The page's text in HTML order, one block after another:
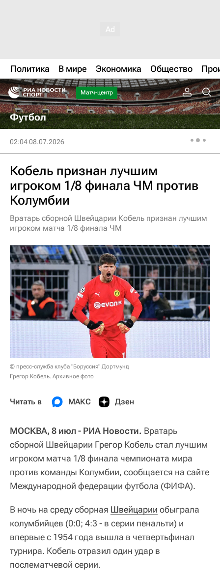
Политика В мире Экономика Общество
Матч-центр
Футбол
02:04 08.07.2026
Кобель признан лучшим
игроком 1/8 финала ЧМ против
Колумбии
Вратарь сборной Швейцарии Кобель признан лучшим
игроком матча 1/8 финала ЧМ
© пресс-служба клуба "Боруссия" Дортмунд
Грегор Кобель. Архивное фото
Читать в МАКС Дзен
МОСКВА, 8 июл - РИА Новости. Вратарь
сборной Швейцарии Грегор Кобель стал лучшим
игроком матча 1/8 финала чемпионата мира
против команды Колумбии, сообщается на сайте
Международной федерации футбола (ФИФА).
В ночь на среду сборная Швейцарии обыграла
колумбийцев (0:0; 4:3 - в серии пенальти) и
впервые с 1954 года вышла в четвертьфинал
турнира. Кобель отразил один удар в
послематчевой серии.